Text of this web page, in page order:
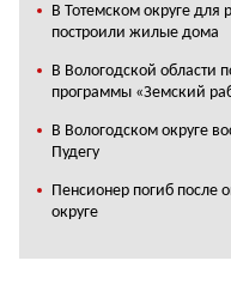
В Тотемском округе для
построили жилые дома
В Вологодской области
программы «Земский
В Вологодском округе
Пудегу
Пенсионер погиб
округе